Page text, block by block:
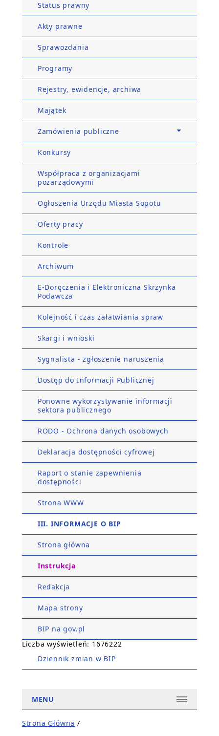
Status prawny
Akty prawne
Sprawozdania
Programy
Rejestry, ewidencje, archiwa
Majątek
Zamówienia publiczne
Konkursy
Współpraca z organizacjami
pozarządowymi
Ogłoszenia Urzędu Miasta Sopotu
Oferty pracy
Kontrole
Archiwum
E-Doręczenia i Elektroniczna Skrzynka
Podawcza
Kolejność i czas załatwiania spraw
Skargi i wnioski
Sygnalista - zgłoszenie naruszenia
Dostęp do Informacji Publicznej
Ponowne wykorzystywanie informacji
sektora publicznego
RODO - Ochrona danych osobowych
Deklaracja dostępności cyfrowej
Raport o stanie zapewnienia
dostępności
Strona WWW
III. INFORMACJE O BIP
Strona główna
Instrukcja
Redakcja
Mapa strony
BIP na gov.pl
Liczba wyświetleń: 1676222
Dziennik zmian w BIP
MENU
Strona Główna /